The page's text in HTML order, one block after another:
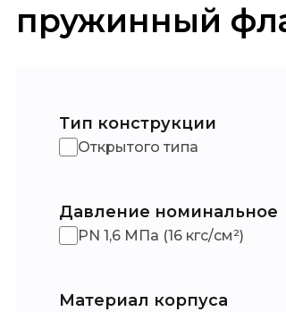
пружинный
Тип конструкции
Открытого типа
Давление номинальное
PN 1,6 МПа (16 кгс/см²)
Материал корпуса